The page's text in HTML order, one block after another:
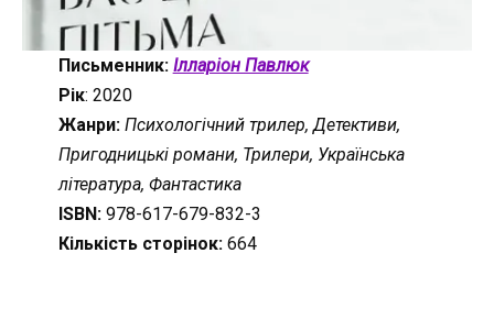
Письменник: Ілларіон Павлюк
Рік: 2020
Жанри: Психологічний трилер, Детективи,
Пригодницькі романи, Трилери, Українська
література, Фантастика
ISBN:978-617-679-832-3
Кількість сторінок:664